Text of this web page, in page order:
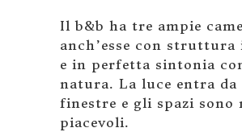
Il b&b ha tre ampie
anch’esse con struttura
e in perfetta sintonia
natura. La luce entra da
finestre e gli spazi sono
piacevoli.